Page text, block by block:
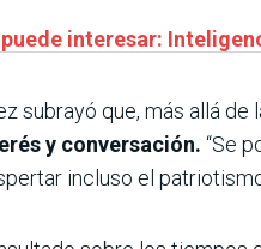
puede interesar:
subrayó que, más allá de
y conversación. “Se
incluso el